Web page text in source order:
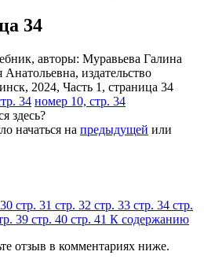
34
34 номер 10, стр. 34
здесь?
начаться на предыдущей или
стр. 31 стр. 32 стр. 33 стр. 34 стр.
39 стр. 40 стр. 41 К содержанию
отзыв в комментариях ниже.